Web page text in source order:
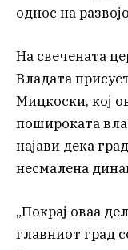
однос на
На свечената
Владата
Мицкоски, кој
пошироката
најави дека
несмалена
„Покрај оваа
главниот град